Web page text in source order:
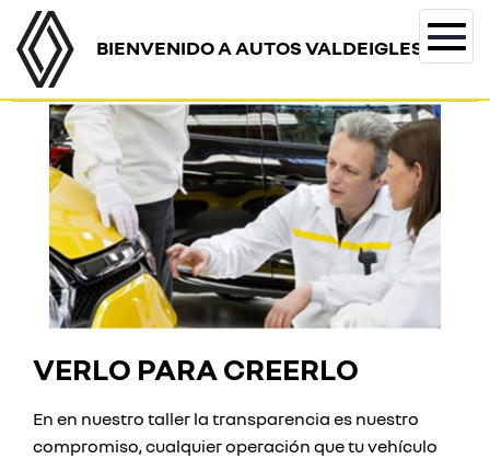
BIENVENIDO A AUTOS VALDEIGLESIAS
VERLO PARA CREERLO
En en nuestro taller la transparencia es nuestro
compromiso, cualquier operación que tu vehículo